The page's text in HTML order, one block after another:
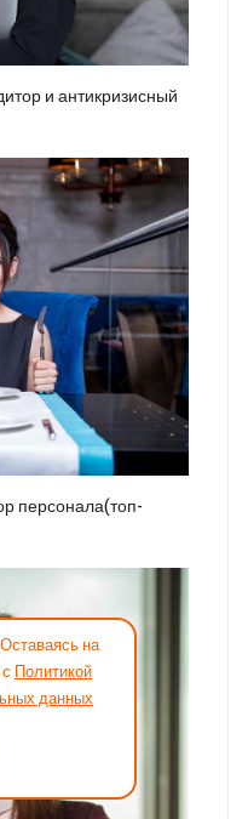
и антикризисный
персонала(топ-
на
Политикой
данных